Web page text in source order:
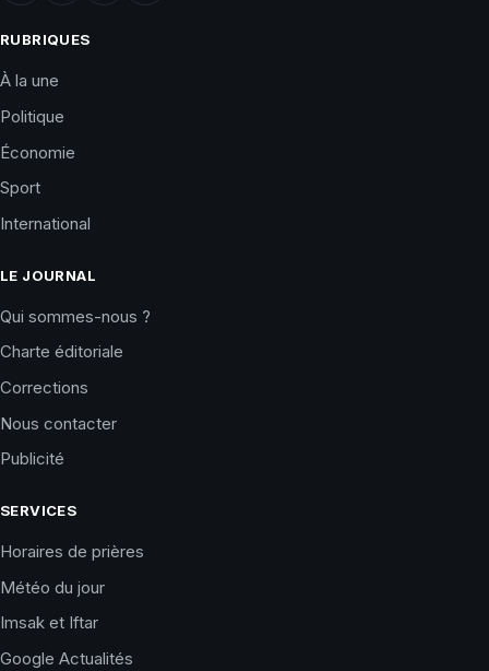
RUBRIQUES
À la une
Politique
Économie
Sport
International
LE JOURNAL
Qui sommes-nous ?
Charte éditoriale
Corrections
Nous contacter
Publicité
SERVICES
Horaires de prières
Météo du jour
Imsak et Iftar
Google Actualités